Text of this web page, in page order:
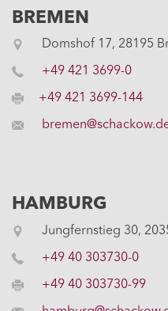
BREMEN
Domshof 17, 28195
+49 421 3699-0
+49 421 3699-144
HAMBURG
Jungfernstieg 30,
+49 40 303730-0
+49 40 303730-99